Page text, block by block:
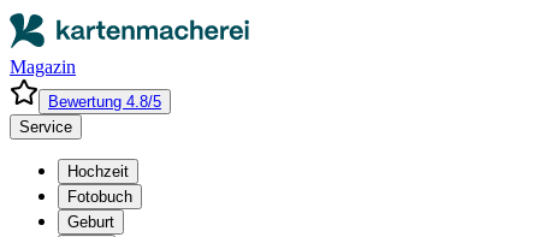
Magazin
Bewertung 4.8/5
Service
Hochzeit
Fotobuch
Geburt